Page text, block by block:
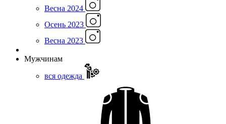
Весна 2024
Осень 2023
Весна 2023
Мужчинам
вся одежда